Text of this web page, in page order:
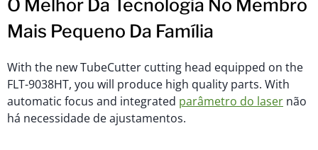
O Melhor Da Tecnologia No Membro
Mais Pequeno Da Família
With the new TubeCutter cutting head equipped on the
FLT-9038HT, you will produce high quality parts. With
automatic focus and integrated parâmetro do laser não
há necessidade de ajustamentos.